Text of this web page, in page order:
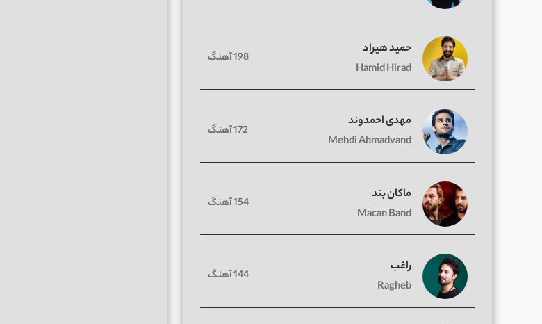
حمید هیراد
Hamid Hirad
198 آهنگ
مهدی احمدوند
Mehdi Ahmadvand
172 آهنگ
ماکان بند
Macan Band
154 آهنگ
راغب
Ragheb
144 آهنگ